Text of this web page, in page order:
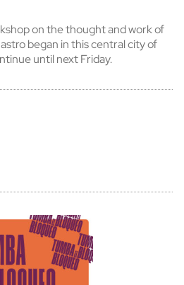
on the thought and work of
began in this central city of
until next Friday.